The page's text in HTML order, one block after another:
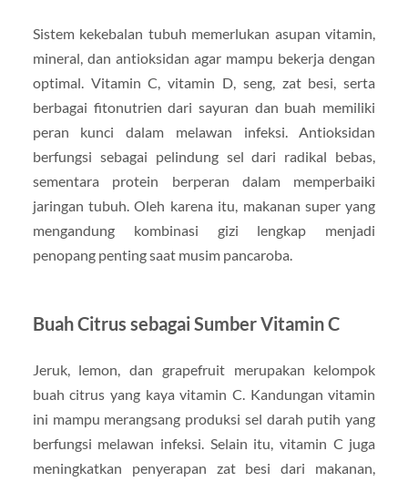
Sistem kekebalan tubuh memerlukan asupan vitamin,
mineral, dan antioksidan agar mampu bekerja dengan
optimal. Vitamin C, vitamin D, seng, zat besi, serta
berbagai fitonutrien dari sayuran dan buah memiliki
peran kunci dalam melawan infeksi. Antioksidan
berfungsi sebagai pelindung sel dari radikal bebas,
sementara protein berperan dalam memperbaiki
jaringan tubuh. Oleh karena itu, makanan super yang
mengandung kombinasi gizi lengkap menjadi
penopang penting saat musim pancaroba.
Buah Citrus sebagai Sumber Vitamin C
Jeruk, lemon, dan grapefruit merupakan kelompok
buah citrus yang kaya vitamin C. Kandungan vitamin
ini mampu merangsang produksi sel darah putih yang
berfungsi melawan infeksi. Selain itu, vitamin C juga
meningkatkan penyerapan zat besi dari makanan,